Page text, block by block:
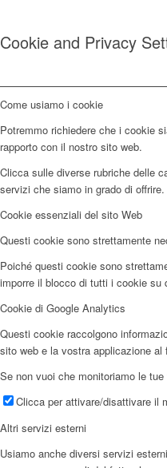
Cookie and Privacy
Come usiamo i cookie
Potremmo richiedere che i cookie
rapporto con il nostro sito web.
Clicca sulle diverse rubriche delle
servizi che siamo in grado di offrire.
Cookie essenziali del sito Web
Questi cookie sono strettamente
Poiché questi cookie sono
imporre il blocco di tutti i cookie su
Cookie di Google Analytics
Questi cookie raccolgono
sito web e la vostra applicazione
Se non vuoi che monitoriamo le
Clicca per attivare/disattivare il
Altri servizi esterni
Usiamo anche diversi servizi